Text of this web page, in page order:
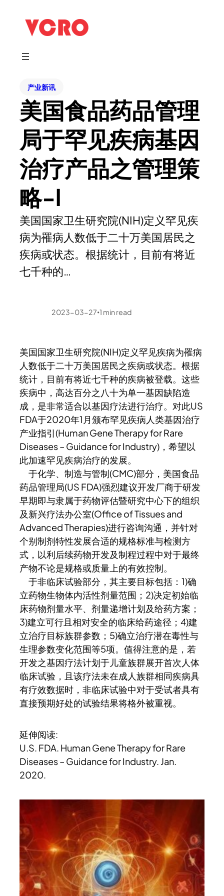
产业新讯
美国食品药品管理
局于罕见疾病基因
治疗产品之管理策
略-l
美国国家卫生研究院(NIH)定义罕见疾
病为罹病人数低于二十万美国居民之
疾病或状态。根据统计，目前有将近
七千种的…
2023-03-27 •1 min read
美国国家卫生研究院(NIH)定义罕见疾病为罹病
人数低于二十万美国居民之疾病或状态。根据
统计，目前有将近七千种的疾病被登载。这些
疾病中，高达百分之八十为单一基因缺陷造
成，是非常适合以基因疗法进行治疗。对此US
FDA于2020年1月颁布罕见疾病人类基因治疗
产业指引(Human Gene Therapy for Rare
Diseases – Guidance for Industry)，希望以
此加速罕见疾病治疗的发展。
于化学、制造与管制(CMC)部分，美国食品
药品管理局(US FDA)强烈建议开发厂商于研发
早期即与隶属于药物评估暨研究中心下的组织
及新兴疗法办公室(Office of Tissues and
Advanced Therapies)进行咨询沟通，并针对
个别制剂特性发展合适的规格标准与检测方
式，以利后续药物开发及制程过程中对于最终
产物不论是规格或质量上的有效控制。
于非临床试验部分，其主要目标包括：1)确
立药物生物体内活性剂量范围；2)决定初始临
床药物剂量水平、剂量递增计划及给药方案；
3)建立可行且相对安全的临床给药途径；4)建
立治疗目标族群参数；5)确立治疗潜在毒性与
生理参数变化范围等5项。值得注意的是，若
开发之基因疗法计划于儿童族群展开首次人体
临床试验，且该疗法未在成人族群相同疾病具
有疗效数据时，非临床试验中对于受试者具有
直接预期好处的试验结果将格外被重视。
延伸阅读:
U.S. FDA. Human Gene Therapy for Rare
Diseases – Guidance for Industry. Jan.
2020.